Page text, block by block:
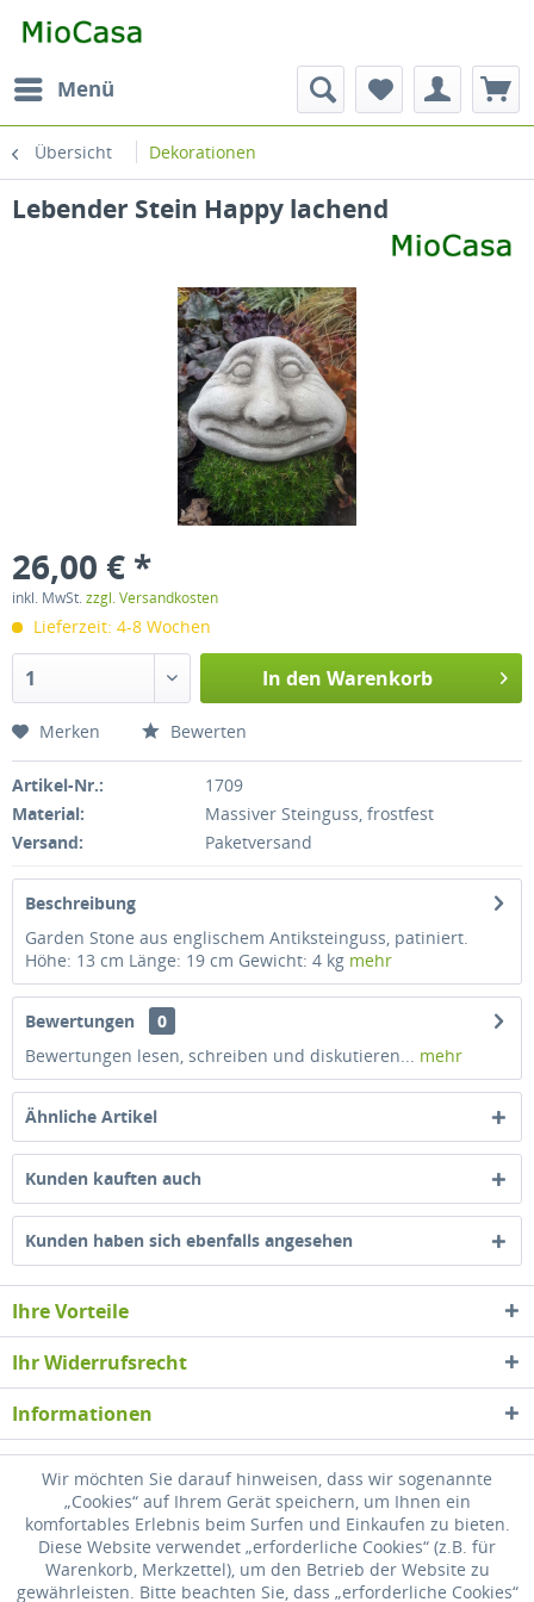
Menü
Übersicht Dekorationen
Lebender Stein Happy lachend
26,00 € *
inkl. MwSt.zzgl. Versandkosten
Lieferzeit: 4-8 Wochen
In den Warenkorb
Merken Bewerten
Artikel-Nr.:
1709
Material:
Massiver Steinguss, frostfest
Versand:
Paketversand
Beschreibung
Garden Stone aus englischem Antiksteinguss, patiniert.
Höhe: 13 cm Länge: 19 cm Gewicht: 4 kg mehr
Bewertungen
0
Bewertungen lesen, schreiben und diskutieren... mehr
Ähnliche Artikel
Kunden kauften auch
Kunden haben sich ebenfalls angesehen
Ihre Vorteile
Ihr Widerrufsrecht
Informationen
* Alle Preise inkl. gesetzl. Mehrwertsteuer zzgl.Versandkosten, wenn nicht
anders beschrieben
Wir möchten Sie darauf hinweisen, dass wir sogenannte
„Cookies“ auf Ihrem Gerät speichern, um Ihnen ein
komfortables Erlebnis beim Surfen und Einkaufen zu bieten.
Diese Website verwendet „erforderliche Cookies“ (z.B. für
Warenkorb, Merkzettel), um den Betrieb der Website zu
gewährleisten. Bitte beachten Sie, dass „erforderliche Cookies“